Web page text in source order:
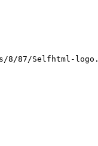
8/87/Selfhtml-